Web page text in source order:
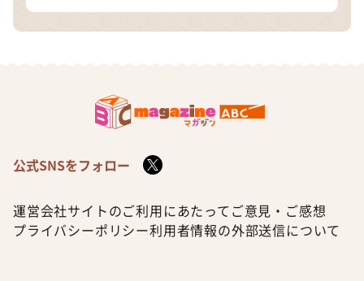
公式SNSをフォロー
運営会社サイトのご利用にあたって ご意見・ご感想
プライバシーポリシー利用者情報の外部送信について